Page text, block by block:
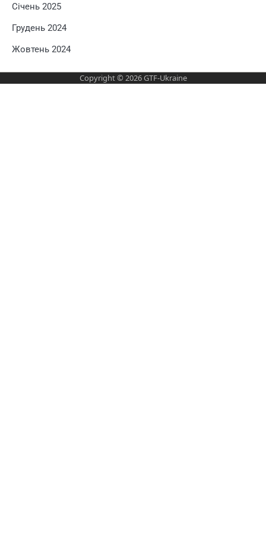
Січень 2025
Грудень 2024
Жовтень 2024
Copyright © 2026GTF-Ukraine